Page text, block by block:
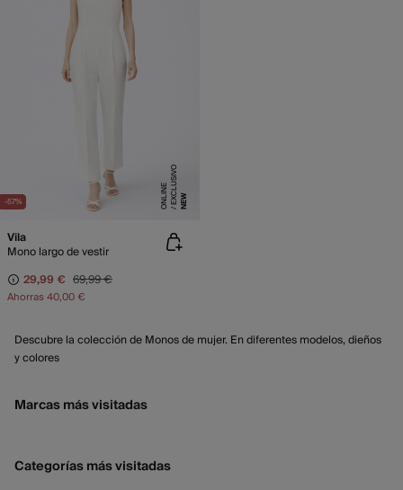
-57% NEW
E
X
C
L
USI
V
O
O
N
LI
N
E
Vila
Mono largo de vestir
29,99 € 69,99 €
Ahorras40,00 €
Descubre la colección de Monos de mujer. En diferentes modelos, dieños
y colores
Marcas más visitadas
Categorías más visitadas